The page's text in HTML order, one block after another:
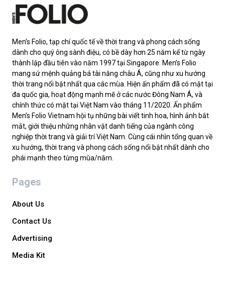
Men’s Folio, tạp chí quốc tế về thời trang và phong cách sống
dành cho quý ông sành điệu, có bề dày hơn 25 năm kể từ ngày
thành lập đầu tiên vào năm 1997 tại Singapore. Men’s Folio
mang sứ mệnh quảng bá tài năng châu Á, cũng như xu hướng
thời trang nổi bật nhất qua các mùa. Hiện ấn phẩm đã có mặt tại
đa quốc gia, hoạt động mạnh mẽ ở các nước Đông Nam Á, và
chính thức có mặt tại Việt Nam vào tháng 11/2020. Ấn phẩm
Men’s Folio Vietnam hội tụ những bài viết tinh hoa, hình ảnh bắt
mắt, giới thiệu những nhân vật danh tiếng của ngành công
nghiệp thời trang và giải trí Việt Nam. Cùng cái nhìn tổng quan về
xu hướng, thời trang và phong cách sống nổi bật nhất dành cho
phái mạnh theo từng mùa/năm.
Pages
About Us
Contact Us
Advertising
Media Kit